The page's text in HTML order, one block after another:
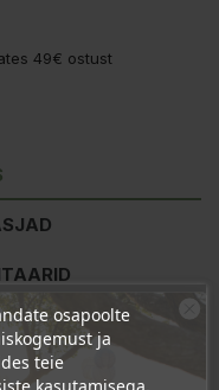
49€ ostust
Citrate, Sodium
Leaf Juice
osapoolte
ja
teie
kasutamisega,